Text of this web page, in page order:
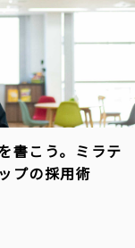
書こう。ミラテ
プの採用術